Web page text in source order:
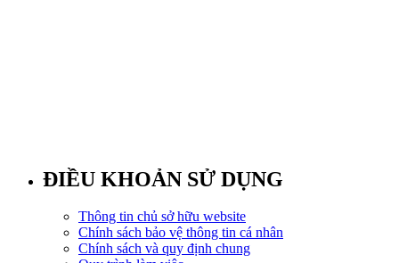
ĐIỀU KHOẢN SỬ DỤNG
Thông tin chủ sở hữu website
Chính sách bảo vệ thông tin cá nhân
Chính sách và quy định chung